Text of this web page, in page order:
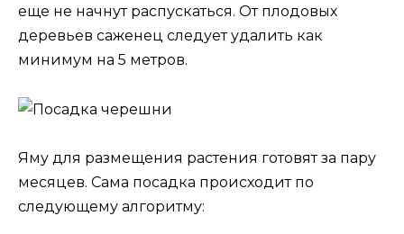
еще не начнут распускаться. От плодовых
деревьев саженец следует удалить как
минимум на 5 метров.
Яму для размещения растения готовят за пару
месяцев. Сама посадка происходит по
следующему алгоритму: